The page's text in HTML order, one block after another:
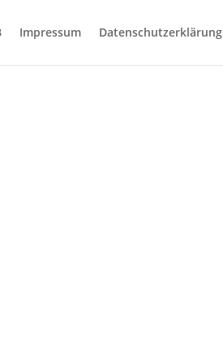
Impressum Datenschutzerklärung